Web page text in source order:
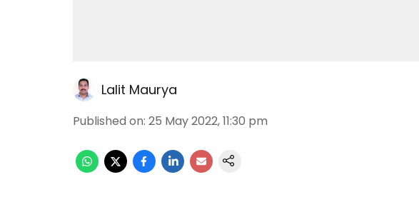
Lalit Maurya
Published on: 25 May 2022, 11:30 pm